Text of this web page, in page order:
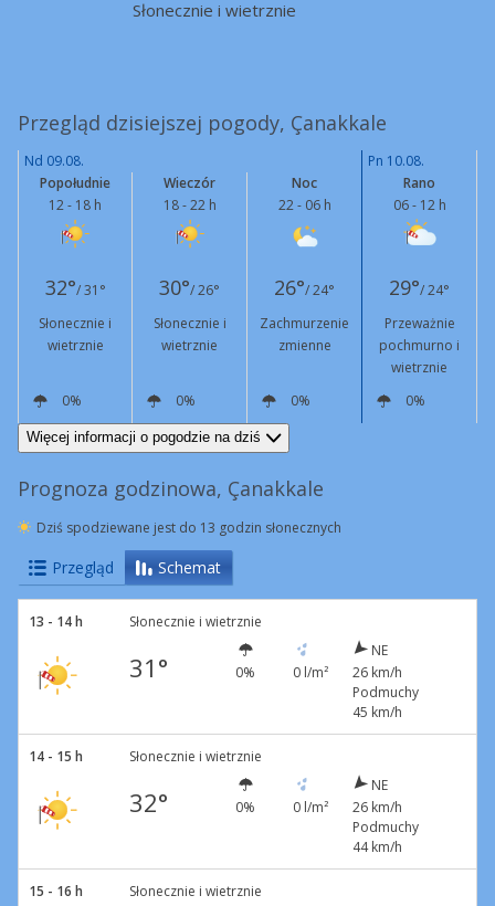
Słonecznie i wietrznie
Przegląd dzisiejszej pogody, Çanakkale
Nd 09.08.
Pn 10.08.
Popołudnie
12 - 18 h
Wieczór
18 - 22 h
Noc
22 - 06 h
Rano
06 - 12 h
32°/ 31° 30°/ 26° 26°/ 24° 29°/ 24°
Słonecznie i
wietrznie
Słonecznie i
wietrznie
Zachmurzenie
zmienne
Przeważnie
pochmurno i
wietrznie
0%
0% 0%
0%
NE
25 km/h
Podmuchy
45 km/h NE
21 km/h
Podmuchy
41 km/h
Więcej informacji o pogodzie na dziś
Prognoza godzinowa, Çanakkale
Dziś spodziewane jest do 13 godzin słonecznych
Przegląd Schemat
13 - 14 h Słonecznie i wietrznie
31° 0% 0 l/m²
NE
26 km/h
Podmuchy
45 km/h
14 - 15 h Słonecznie i wietrznie
32° 0% 0 l/m²
NE
26 km/h
Podmuchy
44 km/h
15 - 16 h Słonecznie i wietrznie